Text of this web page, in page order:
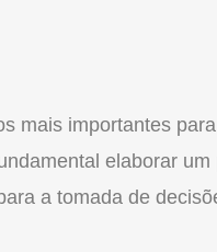
mais importantes
elaborar
a tomada de